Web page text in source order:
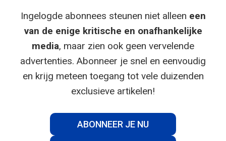
Ingelogde abonnees steunen niet alleen een
van de enige kritische en onafhankelijke
media, maar zien ook geen vervelende
advertenties. Abonneer je snel en eenvoudig
en krijg meteen toegang tot vele duizenden
exclusieve artikelen!
ABONNEER JE NU